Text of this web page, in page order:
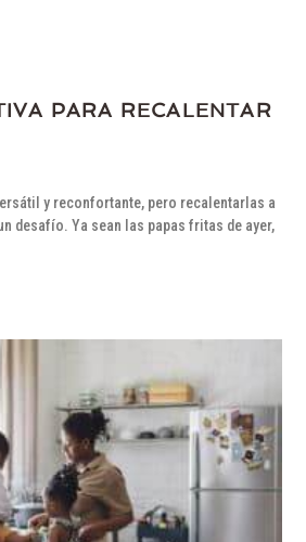
PARA RECALENTAR
y reconfortante, pero recalentarlas a
desafío. Ya sean las papas fritas de ayer,